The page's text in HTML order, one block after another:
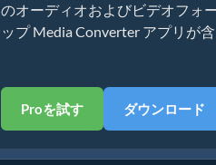
のオーディオおよびビデオフォ
ップ Media Converter アプリが含
Proを試す ダウンロード